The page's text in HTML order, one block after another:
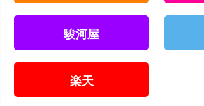
駿河屋
楽天